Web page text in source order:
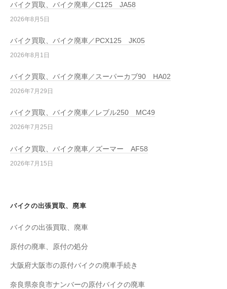
バイク買取、バイク廃車／C125 JA58
2026年8月5日
バイク買取、バイク廃車／PCX125 JK05
2026年8月1日
バイク買取、バイク廃車／スーパーカブ90 HA02
2026年7月29日
バイク買取、バイク廃車／レブル250 MC49
2026年7月25日
バイク買取、バイク廃車／ズーマー AF58
2026年7月15日
バイクの出張買取、廃車
バイクの出張買取、廃車
原付の廃車、原付の処分
大阪府大阪市の原付バイクの廃車手続き
奈良県奈良市ナンバーの原付バイクの廃車